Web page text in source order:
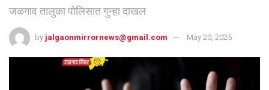
जळगाव तालुका पोलिसात गुन्हा दाखल
by jalgaonmirrornews@gmail.com May 20, 2025